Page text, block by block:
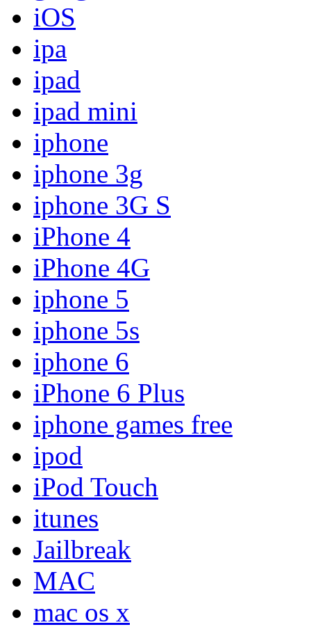
iOS
ipa
ipad
ipad mini
iphone
iphone 3g
iphone 3G S
iPhone 4
iPhone 4G
iphone 5
iphone 5s
iphone 6
iPhone 6 Plus
iphone games free
ipod
iPod Touch
itunes
Jailbreak
MAC
mac os x